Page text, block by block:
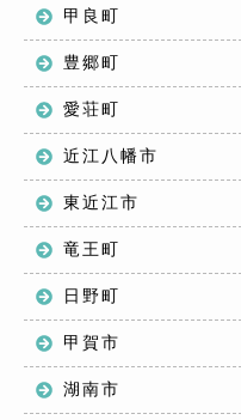
甲良町
豊郷町
愛荘町
近江八幡市
東近江市
竜王町
日野町
甲賀市
湖南市